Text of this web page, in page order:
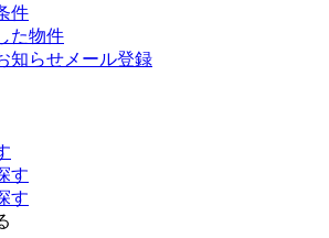
件
た物件
知らせメール登録
す
す